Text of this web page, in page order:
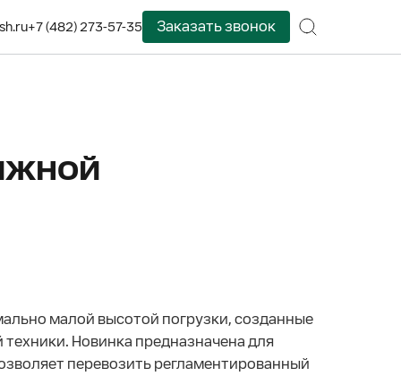
+7 (482) 273-57-35 Заказать звонок
малой высотой погрузки, созданные
Новинка предназначена для
перевозить регламентированный